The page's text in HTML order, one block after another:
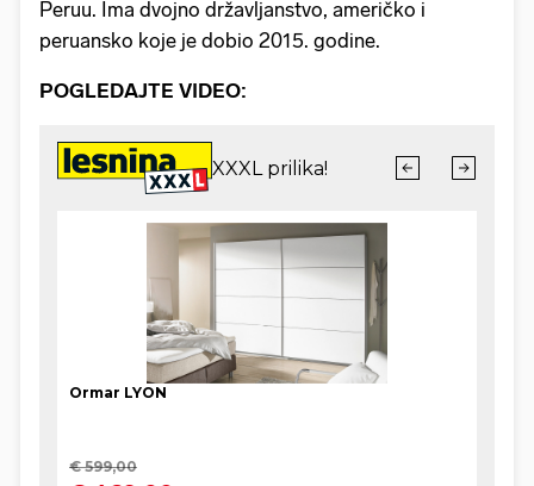
Peruu. Ima dvojno državljanstvo, američko i
peruansko koje je dobio 2015. godine.
POGLEDAJTE VIDEO: